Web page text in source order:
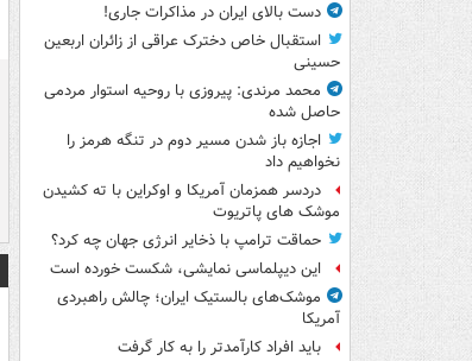
دست بالای ایران در مذاکرات جاری!
استقبال خاص دخترک عراقی از زائران اربعین
حسینی
محمد مرندی: پیروزی با روحیه استوار مردمی
حاصل شده
اجازه باز شدن مسیر دوم در تنگه هرمز را
نخواهیم داد
دردسر همزمان آمریکا و اوکراین با ته کشیدن
موشک های پاتریوت
حماقت ترامپ با ذخایر انرژی جهان چه کرد؟
این دیپلماسی نمایشی، شکست خورده است
موشک‌های بالستیک ایران؛ چالش راهبردی
آمریکا
باید افراد کارآمدتر را به کار گرفت